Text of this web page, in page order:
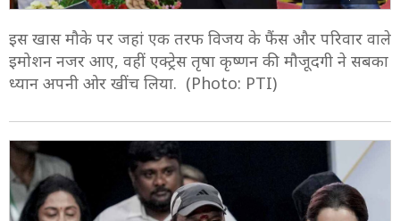
इस खास मौके पर जहां एक तरफ विजय के फैंस और परिवार वाले
इमोशन नजर आए, वहीं एक्ट्रेस तृषा कृष्णन की मौजूदगी ने सबका
ध्यान अपनी ओर खींच लिया. (Photo: PTI)